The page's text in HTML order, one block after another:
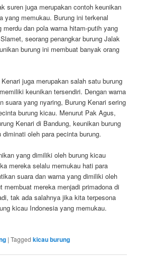
suren juga merupakan contoh keunikan
yang memukau. Burung ini terkenal
merdu dan pola warna hitam-putih yang
seorang penangkar burung Jalak
burung ini membuat banyak orang
juga merupakan salah satu burung
keunikan tersendiri. Dengan warna
suara yang nyaring, Burung Kenari sering
burung kicau. Menurut Pak Agus,
Kenari di Bandung, keunikan burung
oleh para pecinta burung.
yang dimiliki oleh burung kicau
mereka selalu memukau hati para
suara dan warna yang dimiliki oleh
membuat mereka menjadi primadona di
tak ada salahnya jika kita terpesona
kicau Indonesia yang memukau.
|Tagged kicau burung